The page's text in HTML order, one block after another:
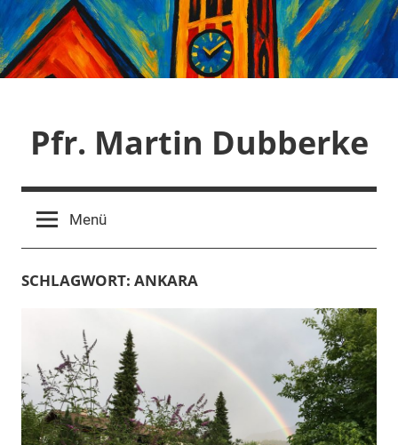
Zum
Inhalt
springen
Pfr. Martin Dubberke
Menü
SCHLAGWORT: ANKARA